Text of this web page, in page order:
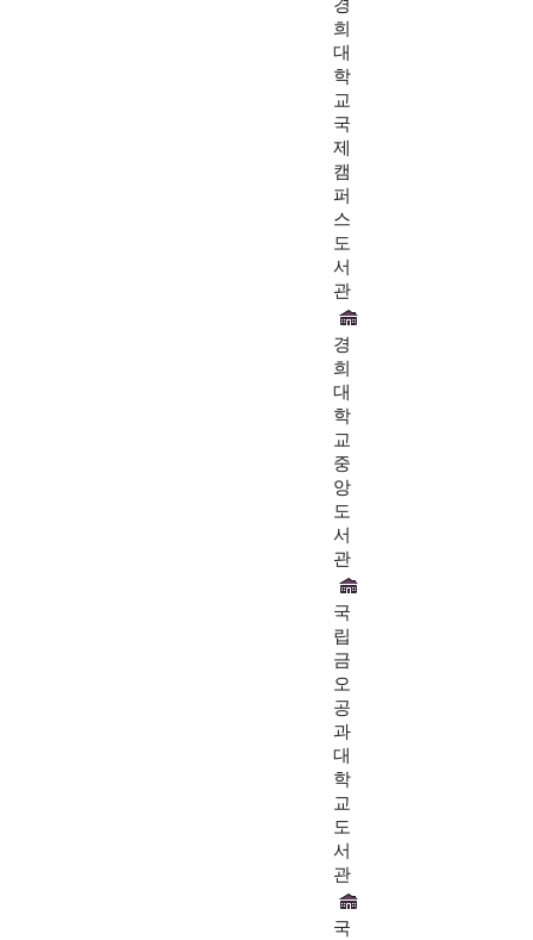
경
희
대
학
교
국
제
캠
퍼
스
도
서
관
경
희
대
학
교
중
앙
도
서
관
국
립
금
오
공
과
대
학
교
도
서
관
국